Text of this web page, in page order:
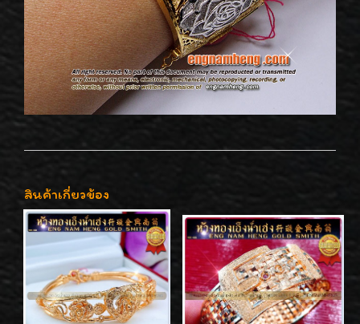
สินค้าเกี่ยวข้อง